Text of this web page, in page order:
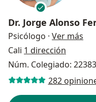
Dr. Jorge Alonso
Psicólogo · Ver más
Cali 1 dirección
Núm. Colegiado:
282